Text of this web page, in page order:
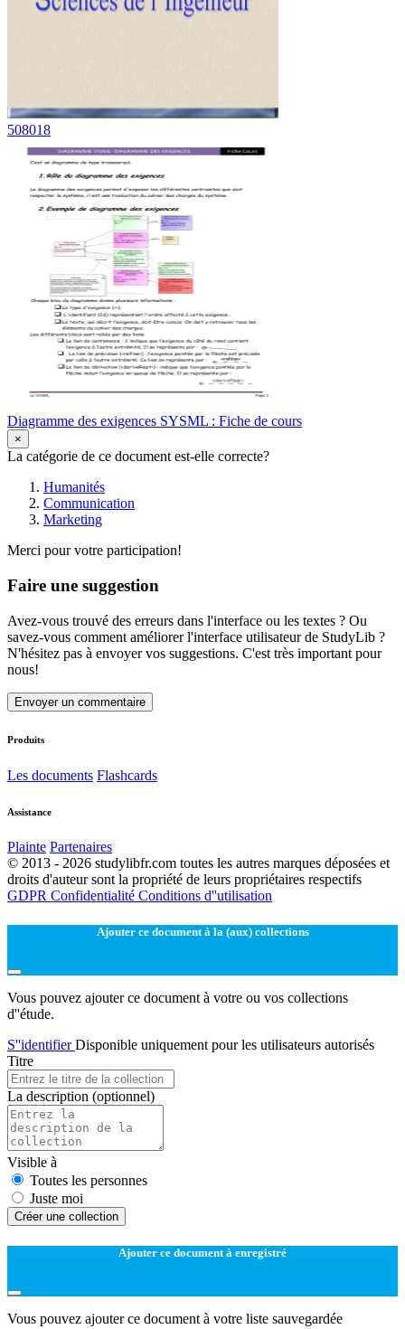
508018
Diagramme des exigences SYSML : Fiche de cours
×
La catégorie de ce document est-elle correcte?
Humanités
Communication
Marketing
Merci pour votre participation!
Faire une suggestion
Avez-vous trouvé des erreurs dans l'interface ou les textes ? Ou
savez-vous comment améliorer l'interface utilisateur de StudyLib ?
N'hésitez pas à envoyer vos suggestions. C'est très important pour
nous!
Envoyer un commentaire
Produits
Les documents Flashcards
Assistance
Plainte Partenaires
© 2013 - 2026 studylibfr.com toutes les autres marques déposées et
droits d'auteur sont la propriété de leurs propriétaires respectifs
GDPR Confidentialité Conditions d''utilisation
Ajouter ce document à la (aux) collections
Vous pouvez ajouter ce document à votre ou vos collections
d''étude.
S''identifierDisponible uniquement pour les utilisateurs autorisés
Titre
La description (optionnel)
Visible à
Toutes les personnes
Juste moi
Créer une collection
Ajouter ce document à enregistré
Vous pouvez ajouter ce document à votre liste sauvegardée